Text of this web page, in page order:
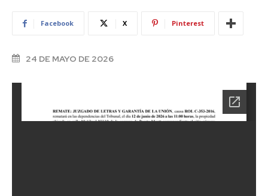
Facebook X Pinterest
24 DE MAYO DE 2026